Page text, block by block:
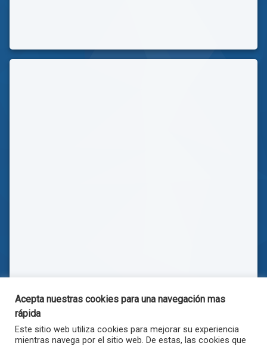
Acepta nuestras cookies para una navegación mas
rápida
Este sitio web utiliza cookies para mejorar su experiencia
mientras navega por el sitio web. De estas, las cookies que